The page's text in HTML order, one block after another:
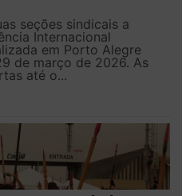
seções sindicais a
Internacional
em Porto Alegre
de março de 2026. As
até o...